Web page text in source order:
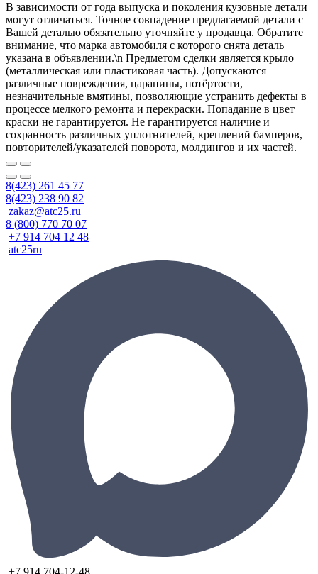
В зависимости от года выпуска и поколения кузовные детали
могут отличаться. Точное совпадение предлагаемой детали с
Вашей деталью обязательно уточняйте у продавца. Обратите
внимание, что марка автомобиля с которого снята деталь
указана в объявлении.\n Предметом сделки является крыло
(металлическая или пластиковая часть). Допускаются
различные повреждения, царапины, потёртости,
незначительные вмятины, позволяющие устранить дефекты в
процессе мелкого ремонта и перекраски. Попадание в цвет
краски не гарантируется. Не гарантируется наличие и
сохранность различных уплотнителей, креплений бамперов,
повторителей/указателей поворота, молдингов и их частей.
8(423) 261 45 77
8(423) 238 90 82
zakaz@atc25.ru
8 (800) 770 70 07
+7 914 704 12 48
atc25ru